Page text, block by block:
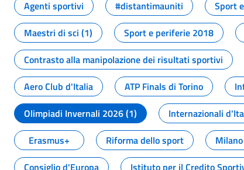
Agenti sportivi
#distantimauniti Sport
Maestri di sci (1)
Sport e periferie 2018
Contrasto alla manipolazione dei risultati sportivi
Aero Club d'Italia
ATP Finals di Torino
Olimpiadi Invernali 2026 (1)
Internazionali
Erasmus+
Riforma dello sport
Consiglio d'Europa
Istituto per il Credito